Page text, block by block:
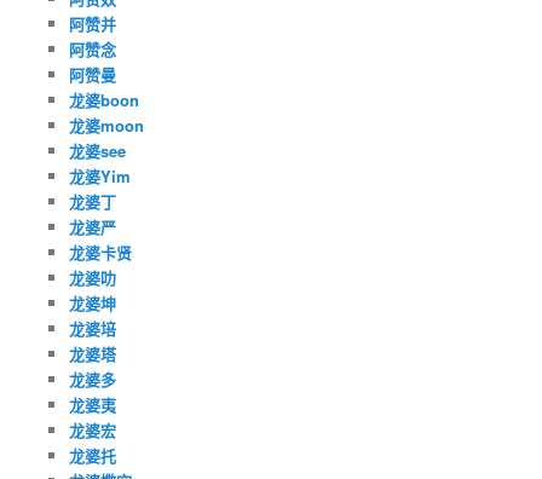
阿赞并
阿赞念
阿赞曼
龙婆boon
龙婆moon
龙婆see
龙婆Yim
龙婆丁
龙婆严
龙婆卡贤
龙婆叻
龙婆坤
龙婆培
龙婆塔
龙婆多
龙婆夷
龙婆宏
龙婆托